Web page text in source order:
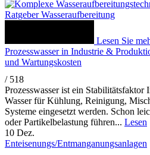
Ratgeber Wasseraufbereitung
Lesen Sie
Prozesswasser in Industrie &
und Wartungskosten
/ 518
Prozesswasser ist ein Stabilitätsfaktor
Wasser für Kühlung, Reinigung,
Systeme eingesetzt werden. Schon
oder Partikelbelastung führen... Lesen
10 Dez.
Enteisenungs/Entmanganungsanlagen